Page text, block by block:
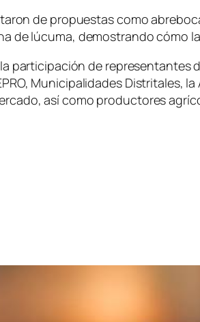
de propuestas como
de lúcuma, demostrando cómo
participación de representantes
Municipalidades Distritales,
así como productores